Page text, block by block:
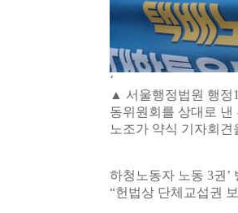
‘
▲ 서울행정법원 행정
동위원회를 상대로
노조가 약식 기자회
하청노동자 노동 3권’
“헌법상 단체교섭권